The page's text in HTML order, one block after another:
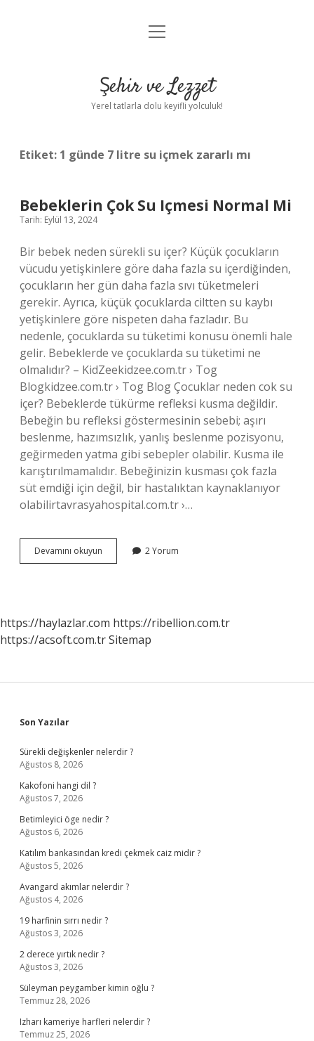
Anasayfa
Yasal Uyarı
menüyü
Şehir ve Lezzet
Yerel tatlarla dolu keyifli yolculuk!
Etiket: 1 günde 7 litre su içmek zararlı mı
Bebeklerin Çok Su Içmesi Normal Mi
Tarih: Eylül 13, 2024
Bir bebek neden sürekli su içer? Küçük çocukların
vücudu yetişkinlere göre daha fazla su içerdiğinden,
çocukların her gün daha fazla sıvı tüketmeleri
gerekir. Ayrıca, küçük çocuklarda ciltten su kaybı
yetişkinlere göre nispeten daha fazladır. Bu
nedenle, çocuklarda su tüketimi konusu önemli hale
gelir. Bebeklerde ve çocuklarda su tüketimi ne
olmalıdır? – KidZeekidzee.com.tr › Tog
Blogkidzee.com.tr › Tog Blog Çocuklar neden cok su
içer? Bebeklerde tükürme refleksi kusma değildir.
Bebeğin bu refleksi göstermesinin sebebi; aşırı
beslenme, hazımsızlık, yanlış beslenme pozisyonu,
geğirmeden yatma gibi sebepler olabilir. Kusma ile
karıştırılmamalıdır. Bebeğinizin kusması çok fazla
süt emdiği için değil, bir hastalıktan kaynaklanıyor
olabilirtavrasyahospital.com.tr ›…
Devamını okuyun Bebeklerin
Çok
2 Yorum
https://haylazlar.com https://ribellion.com.tr
https://acsoft.com.trSitemap
Sidebar
Son Yazılar
Sürekli değişkenler nelerdir ?
Ağustos 8, 2026
Kakofoni hangi dil ?
Ağustos 7, 2026
Betimleyici öge nedir ?
Ağustos 6, 2026
Katılım bankasından kredi çekmek caiz midir ?
Ağustos 5, 2026
Avangard akımlar nelerdir ?
Ağustos 4, 2026
19 harfinin sırrı nedir ?
Ağustos 3, 2026
2 derece yırtık nedir ?
Ağustos 3, 2026
Süleyman peygamber kimin oğlu ?
Temmuz 28, 2026
Izharı kameriye harfleri nelerdir ?
Temmuz 25, 2026